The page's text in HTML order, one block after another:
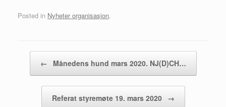
Posted in Nyheter organisasjon.
← Månedens hund mars 2020. NJ(D)CH…
Referat styremøte 19. mars 2020 →